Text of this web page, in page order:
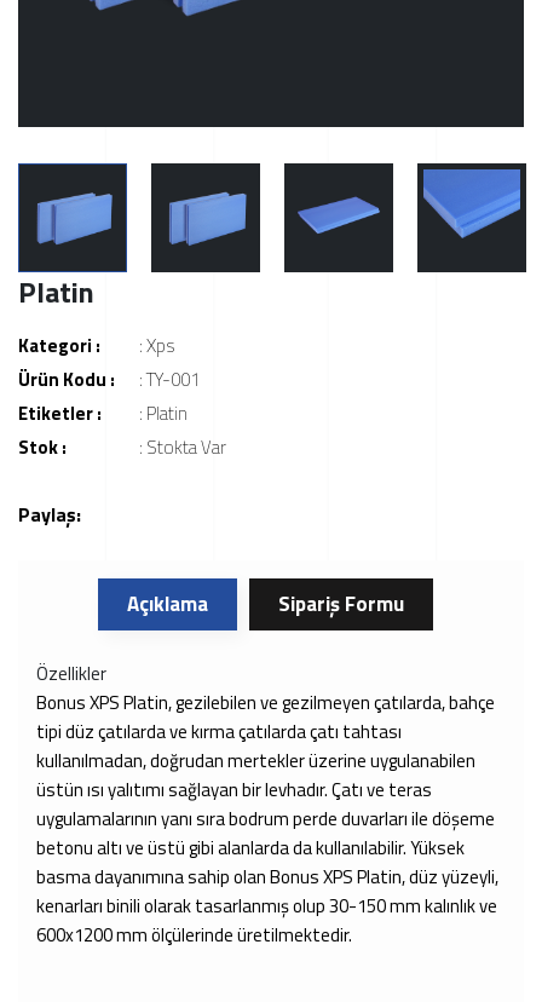
Platin
Kategori : :Xps
Ürün Kodu :
: TY-001
Etiketler :
: Platin
Stok :
: Stokta Var
Paylaş:
Açıklama Sipariş Formu
Özellikler
Bonus XPS Platin, gezilebilen ve gezilmeyen çatılarda, bahçe
tipi düz çatılarda ve kırma çatılarda çatı tahtası
kullanılmadan, doğrudan mertekler üzerine uygulanabilen
üstün ısı yalıtımı sağlayan bir levhadır. Çatı ve teras
uygulamalarının yanı sıra bodrum perde duvarları ile döşeme
betonu altı ve üstü gibi alanlarda da kullanılabilir. Yüksek
basma dayanımına sahip olan Bonus XPS Platin, düz yüzeyli,
kenarları binili olarak tasarlanmış olup 30-150 mm kalınlık ve
600x1200 mm ölçülerinde üretilmektedir.